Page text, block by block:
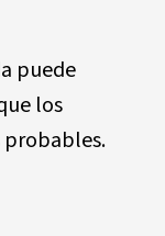
puede
los
probables.